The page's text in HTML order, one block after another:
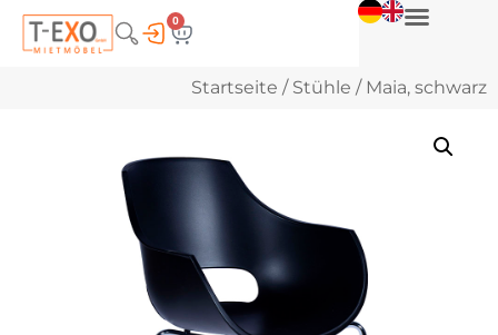
0
Startseite / Stühle / Maia, schwarz